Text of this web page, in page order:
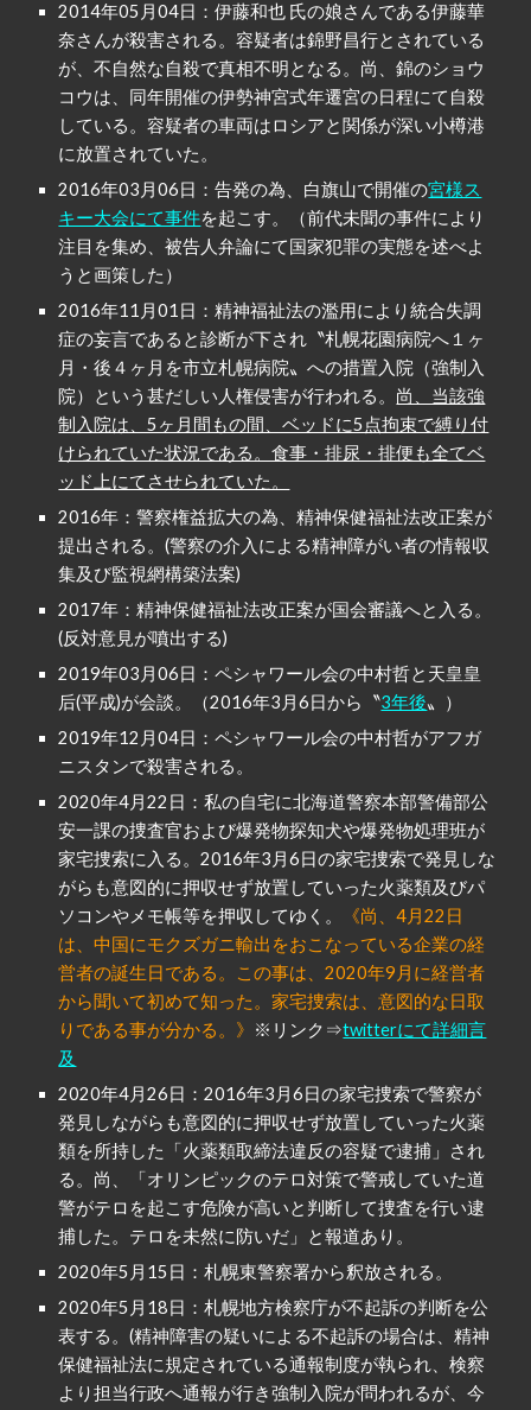
2014年05月04日：伊藤和也 氏の娘さんである伊藤華
奈さんが殺害される。容疑者は錦野昌行とされている
が、不自然な自殺で真相不明となる。尚、錦のショウ
コウは、同年開催の伊勢神宮式年遷宮の日程にて自殺
している。容疑者の車両はロシアと関係が深い小樽港
に放置されていた。
2016年03月06日：告発の為、白旗山で開催の宮様ス
キー大会にて事件を起こす。（前代未聞の事件により
注目を集め、被告人弁論にて国家犯罪の実態を述べよ
うと画策した）
2016年11月01日：精神福祉法の濫用により統合失調
症の妄言であると診断が下され〝札幌花園病院へ１ヶ
月・後４ヶ月を市立札幌病院〟への措置入院（強制入
院）という甚だしい人権侵害が行われる。 尚、当該強
制入院は、5ヶ月間もの間、ベッドに5点拘束で縛り付
けられていた状況である。食事・排尿・排便も全てベ
ッド上にてさせられていた。
2016年：警察権益拡大の為、精神保健福祉法改正案が
提出される。(警察の介入による精神障がい者の情報収
集及び監視網構築法案)
2017年：精神保健福祉法改正案が国会審議へと入る。
(反対意見が噴出する)
2019年03月06日：ペシャワール会の中村哲と天皇皇
后(平成)が会談。（2016年3月6日から〝3年後〟）
2019年12月04日：ペシャワール会の中村哲がアフガ
ニスタンで殺害される。
2020年4月22日：私の自宅に北海道警察本部警備部公
安一課の捜査官および爆発物探知犬や爆発物処理班が
家宅捜索に入る。2016年3月6日の家宅捜索で発見しな
がらも意図的に押収せず放置していった火薬類及びパ
ソコンやメモ帳等を押収してゆく。
《尚、4月22日
は、中国にモクズガニ輸出をおこなっている企業の経
営者の誕生日である。この事は、2020年9月に経営者
から聞いて初めて知った。家宅捜索は、意図的な日取
りである事が分かる。》 ※リンク⇒twitterにて詳細言
及
2020年4月26日：2016年3月6日の家宅捜索で警察が
発見しながらも意図的に押収せず放置していった火薬
類を所持した「火薬類取締法違反の容疑で逮捕」され
る。尚、「オリンピックのテロ対策で警戒していた道
警がテロを起こす危険が高いと判断して捜査を行い逮
捕した。テロを未然に防いだ」と報道あり。
2020年5月15日：札幌東警察署から釈放される。
2020年5月18日：札幌地方検察庁が不起訴の判断を公
表する。(精神障害の疑いによる不起訴の場合は、精神
保健福祉法に規定されている通報制度が執られ、検察
より担当行政へ通報が行き強制入院が問われるが、今